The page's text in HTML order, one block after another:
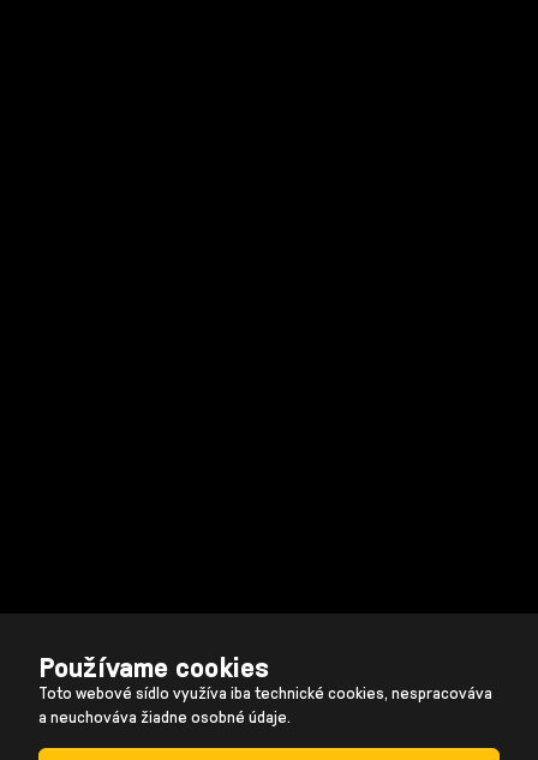
Používame cookies
Toto webové sídlo využíva iba technické cookies, nespracováva
a neuchováva žiadne osobné údaje.